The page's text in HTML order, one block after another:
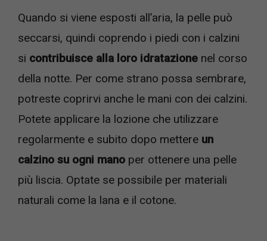
Quando si viene esposti all’aria, la pelle può
seccarsi, quindi coprendo i piedi con i calzini
si contribuisce alla loro idratazione nel corso
della notte. Per come strano possa sembrare,
potreste coprirvi anche le mani con dei calzini.
Potete applicare la lozione che utilizzare
regolarmente e subito dopo mettere un
calzino su ogni mano per ottenere una pelle
più liscia. Optate se possibile per materiali
naturali come la lana e il cotone.